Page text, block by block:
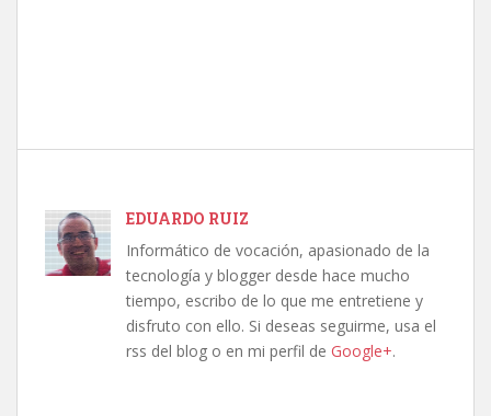
EDUARDO RUIZ
Informático de vocación, apasionado de la
tecnología y blogger desde hace mucho
tiempo, escribo de lo que me entretiene y
disfruto con ello. Si deseas seguirme, usa el
rss del blog o en mi perfil de Google+.